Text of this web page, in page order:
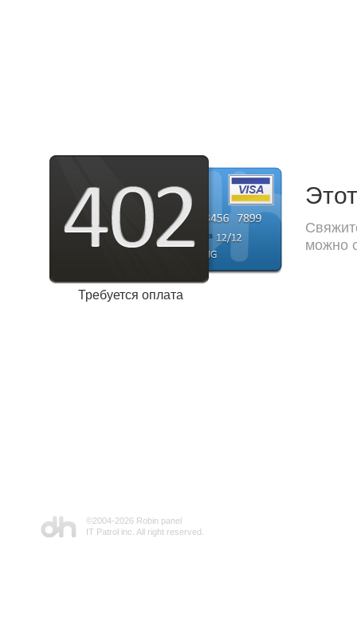
Требуется оплата
можно
©2004-2026 Robin panel
IT Patrol inc. All right reserved.